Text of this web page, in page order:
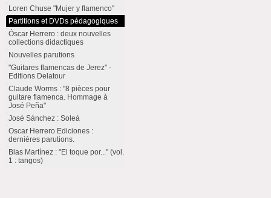
Loren Chuse "Mujer y flamenco"
Partitions et DVDs pédagogiques
Óscar Herrero : deux nouvelles
collections didactiques
Nouvelles parutions
"Guitares flamencas de Jerez" -
Editions Delatour
Claude Worms : "8 pièces pour
guitare flamenca. Hommage à
José Peña"
José Sánchez : Soleá
Oscar Herrero Ediciones :
dernières parutions.
Blas Martínez : "El toque por..." (vol.
1 : tangos)